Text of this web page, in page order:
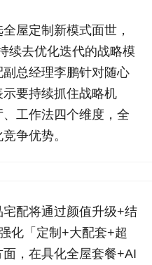
屋定制新模式面世，
续去优化迭代的战略模
总经理李鹏针对随心
要持续抓住战略机
工作法四个维度，全
争优势。
配将通过颜值升级+结
化「定制+大配套+超
，在具化全屋套餐+AI